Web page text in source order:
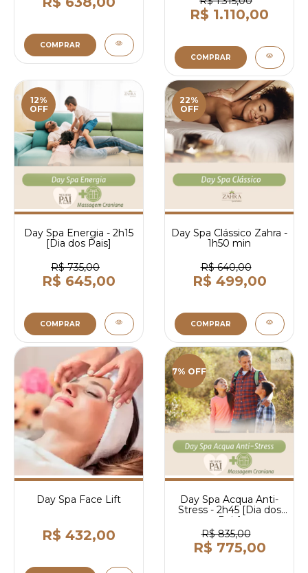
COMPRAR
R$ 1.110,00
COMPRAR
12%
OFF
Day Spa Energia - 2h15
[Dia dos Pais]
R$ 735,00
R$ 645,00
COMPRAR
22%
OFF
Day Spa Clássico Zahra -
1h50 min
R$ 640,00
R$ 499,00
COMPRAR
Day Spa Face Lift
R$ 432,00
7% OFF
Day Spa Acqua Anti-
Stress - 2h45 [Dia dos
Pais]
R$ 835,00
R$ 775,00